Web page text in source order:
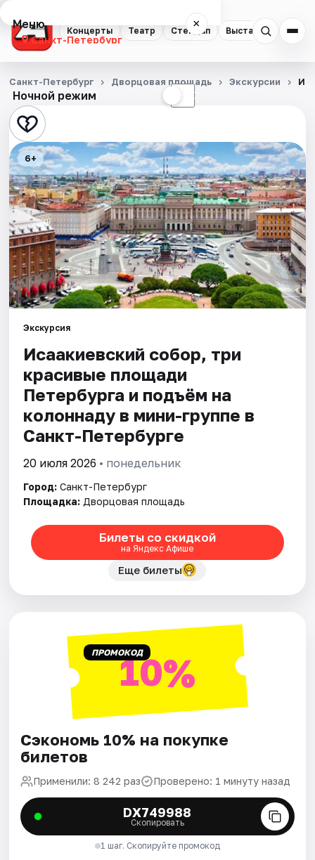
Концерты Театр Стендап Выставки
Меню ×
Санкт-Петербург
Концерты
Театр
Стендап
Выставки
Квесты
Экскурсии
Спорт
События
Города
Площадки
Артисты
Ночной режим ☾
Санкт-Петербург Дворцовая площадь Экскурсии
6+
Экскурсия
Исаакиевский собор, три
красивые площади
Петербурга и подъём на
колоннаду в мини-группе в
Санкт-Петербурге
20 июля 2026 • понедельник
Город: Санкт-Петербург
Площадка: Дворцовая площадь
Билеты со скидкой
на Яндекс Афише
Еще билеты
ПРОМОКОД10%
Сэкономь 10% на покупке
билетов
Применили: 8 242 раз Проверено: 1 минуту назад
DX749988
Скопировать
1 шаг. Скопируйте промокод